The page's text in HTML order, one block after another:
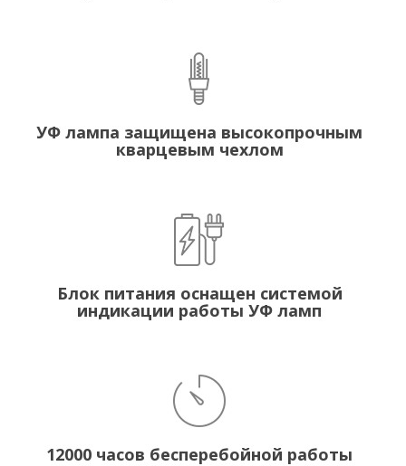
УФ лампа защищена высокопрочным
кварцевым чехлом
Блок питания оснащен системой
индикации работы УФ ламп
12000 часов бесперебойной работы